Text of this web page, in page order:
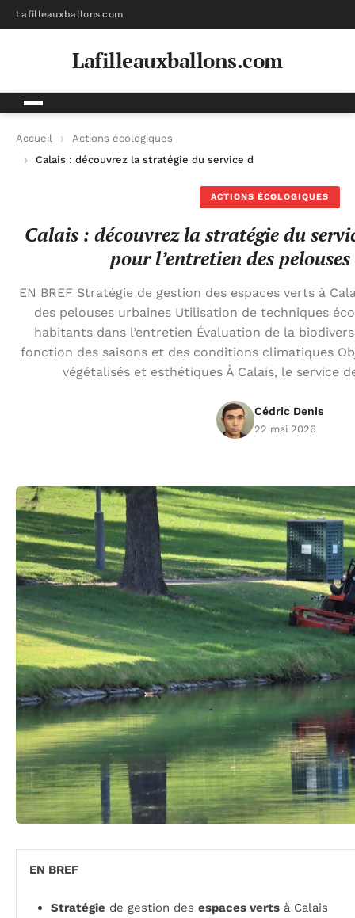
Lafilleauxballons.com
Lafilleauxballons.com
Accueil
Actions écologiques
Calais : découvrez la stratégie du service des espaces verts
ACTIONS ÉCOLOGIQUES
Calais : découvrez la stratégie du
pour l’entretien des
EN BREF Stratégie de gestion des espaces verts à
des pelouses urbaines Utilisation de techniques
habitants dans l’entretien Évaluation de la
fonction des saisons et des conditions climatiques
végétalisés et esthétiques À Calais, le service
Cédric Denis
22 mai 2026
EN BREF
Stratégie de gestion des espaces verts à Calais